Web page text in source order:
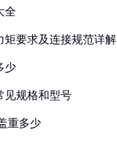
全
矩要求及连接规范详解
少
见规格和型号
重多少